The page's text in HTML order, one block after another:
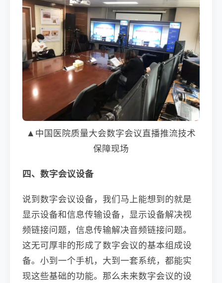
▲中国医院质量大会数字会议直播推流技术
保障现场
四、数字会议设备
说到数字会议设备，我们马上能想到的就是
显示设备和信息传输设备，显示设备解决视
频链接问题，信息传输解决音频链接问题。
这无可厚非的形成了数字会议的基本组成设
备。小到一个手机，大到一套系统，都能实
现这些基础的功能。那么未来数字会议的设